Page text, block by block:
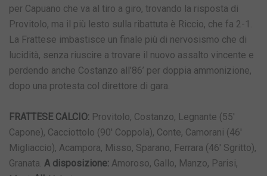
per Capuano che va al tiro a giro, trovando la risposta di
Provitolo, ma il più lesto sulla ribattuta è Riccio, che fa 2-1.
La Frattese imbastisce un finale più di nervosismo che di
lucidità, senza riuscire a trovare il nuovo assalto vincente e
perdendo anche Costanzo all’86’ per doppia ammonizione,
dopo una protesta col direttore di gara.
FRATTESE CALCIO: Provitolo, Costanzo, Legnante (55′
Capone), Cacciottolo (90′ Coppola), Conte, Camorani (46′
Migliaccio), Acampora, Misso, Sparano, Ferrara (46′ Sgritto),
Granata. A disposizione: Amoroso, Gallo, Manzo, Parisi,